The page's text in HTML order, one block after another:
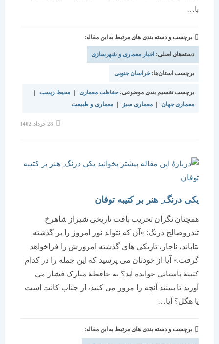
برچسب و دسته بندی های مرتبط به این مقاله:
دسته‌های اصلی:اخبار معماری و شهرسازی
برچسب استان‌ها:خراسان جنوبی
برچسب تقسیم بندی موضوعی:حفاظت معماری | محیط زیست |
معماری جهان
| معماری سبز | معماری و طبیعت
یکی درنگ ِ هنر بر کتیبه توفان
همچنان نگران تخریب بافت تاریخی شیراز شاهرخ
تندروصالح درنگ: «آن که نتواند نور امروز را بر گذشته
بتاباند، ناچار، تاریکی های گذشته امروزش را فراخواهد
گرفت.» آیا از خودتان می پرسید که این جمله را در کدام
کتیبۀ باستانی خوانده اید؟ به حافظۀ مبارک فشار می
آورید تا ببینید آنچه را مرور می کنید، از جناب کانت است
یا هگل؟ آیا…
برچسب و دسته بندی های مرتبط به این مقاله: